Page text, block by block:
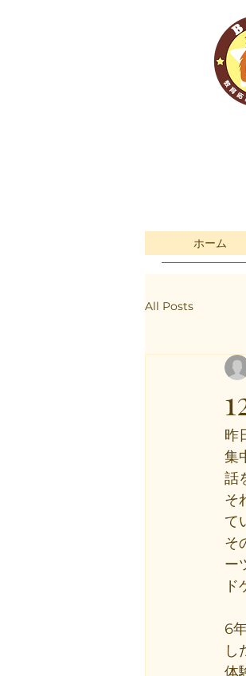
ホーム
All Posts
昨
集
話
そ
て
そ
ー
ド
6
し
体